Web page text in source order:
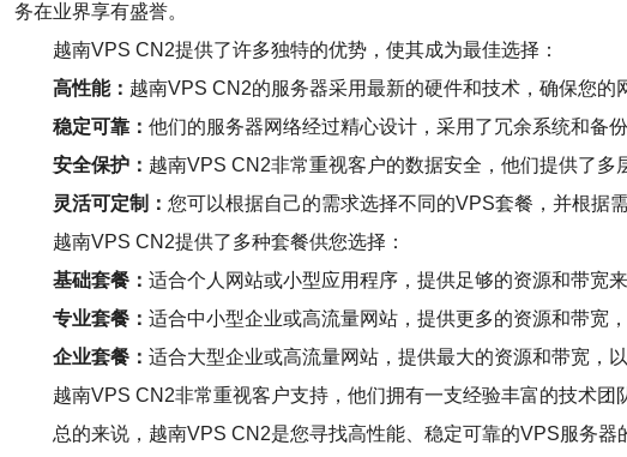
务在业界享有盛誉。
越南VPS CN2提供了许多独特的优势，使其成为最佳选择：
高性能： 越南VPS CN2的服务器采用最新的硬件和技术，确保您的
稳定可靠： 他们的服务器网络经过精心设计，采用了冗余系统和备
安全保护： 越南VPS CN2非常重视客户的数据安全，他们提供了多
灵活可定制： 您可以根据自己的需求选择不同的VPS套餐，并根据
越南VPS CN2提供了多种套餐供您选择：
基础套餐： 适合个人网站或小型应用程序，提供足够的资源和带宽来
专业套餐： 适合中小型企业或高流量网站，提供更多的资源和带宽
企业套餐： 适合大型企业或高流量网站，提供最大的资源和带宽，
越南VPS CN2非常重视客户支持，他们拥有一支经验丰富的技术
总的来说，越南VPS CN2是您寻找高性能、稳定可靠的VPS服务